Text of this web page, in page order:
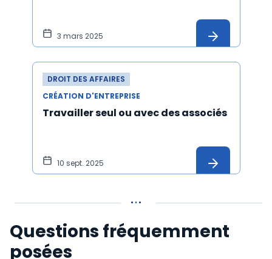
3 mars 2025
DROIT DES AFFAIRES
CRÉATION D'ENTREPRISE
Travailler seul ou avec des associés
10 sept. 2025
Questions fréquemment
posées